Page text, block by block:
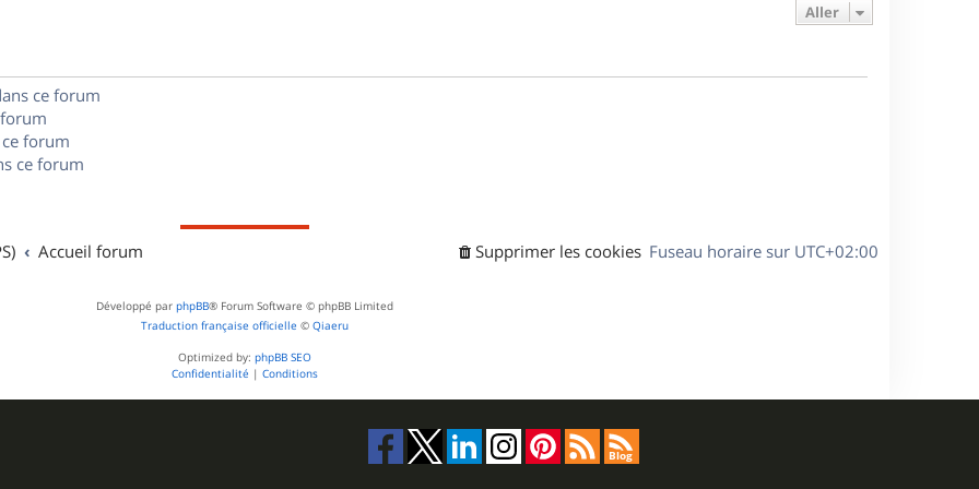
e
Aller
ce forum
forum
ce forum
Accueil forum Fuseau horaire sur UTC+02:00
Supprimer les cookies
Développé par phpBB® Forum Software © phpBB Limited
Traduction française officielle © Qiaeru
Optimized by: phpBB SEO
Confidentialité | Conditions